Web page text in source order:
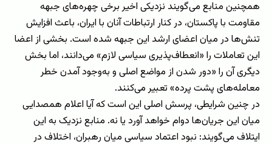
همچنین منابع می‌گویند نزدیکی اخیر برخی چهره‌های جبهه
مقاومت با پاکستان، در کنار ارتباطات آنان با ایران، باعث افزایش
تنش‌ها در میان اعضای ارشد این جبهه شده است. بخشی از اعضا
این تعاملات را «انعطاف‌پذیری سیاسی لازم» می‌دانند، اما بخش
دیگری آن را «دور شدن از مواضع اصلی و به‌وجود آمدن خطر
معامله‌های پشت پرده» تعبیر می‌کنند.
در چنین شرایطی، پرسش اصلی این است که آیا اعلام همصدایی
میان این جریان‌ها دوام خواهد آورد یا نه. منابع نزدیک به این
ایتلاف می‌گویند: نبود اعتماد سیاسی میان رهبران، اختلاف در